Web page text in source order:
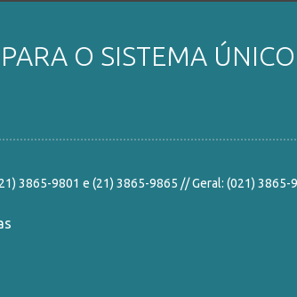
O SISTEMA
3865-9801 e (21) 3865-9865 // Geral: (021) 3865-